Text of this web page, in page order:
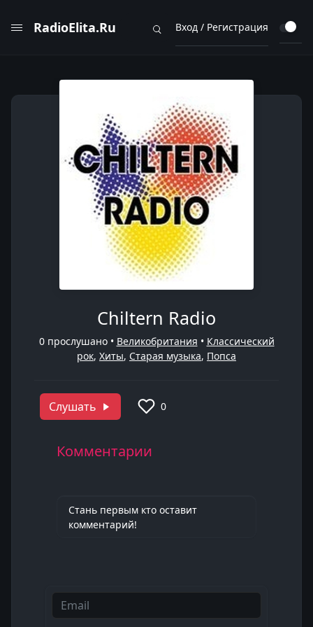
RadioElita.Ru Вход / Регистрация
Chiltern Radio
0прослушано • Великобритания • Классический
рок, Хиты, Старая музыка, Попса
Слушать 0
Комментарии
Стань первым кто оставит
комментарий!